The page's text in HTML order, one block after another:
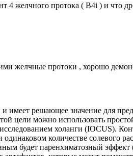
4 желчного протока ( B4i ) и что
желчные протоки , хорошо
имеет решающее значение для
цели можно использовать
холанги (IOCUS).
количестве солевого
будет паренхиматозный